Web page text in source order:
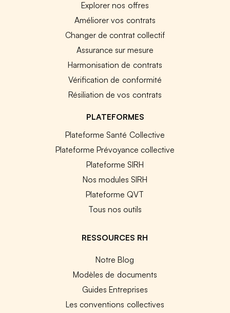
Explorer nos offres
Améliorer vos contrats
Changer de contrat collectif
Assurance sur mesure
Harmonisation de contrats
Vérification de conformité
Résiliation de vos contrats
PLATEFORMES
Plateforme Santé Collective
Plateforme Prévoyance collective
Plateforme SIRH
Nos modules SIRH
Plateforme QVT
Tous nos outils
RESSOURCES RH
Notre Blog
Modèles de documents
Guides Entreprises
Les conventions collectives